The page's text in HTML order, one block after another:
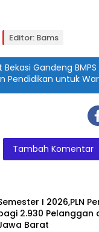
Editor: Bams
Gandeng BMPS
Pendidikan untuk
Tambah Komentar
I 2026,PLN
2.930 Pelanggan
Barat